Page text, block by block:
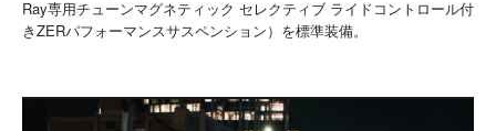
Ray専用チューンマグネティック セレクティブ ライドコントロール付
きZERパフォーマンスサスペンション）を標準装備。